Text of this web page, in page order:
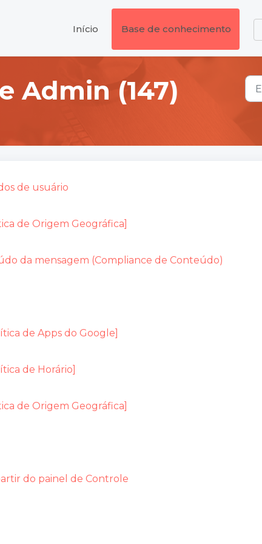
Início
Base de conhecimento
Admin (147)
de usuário
de Origem Geográfica]
da mensagem (Compliance de Conteúdo)
de Apps do Google]
de Horário]
de Origem Geográfica]
do painel de Controle